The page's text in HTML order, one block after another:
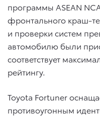
программы ASEAN
фронтального краш-
и проверки систем
автомобилю были
соответствует
рейтингу.
Toyota Fortuner
противоугонным